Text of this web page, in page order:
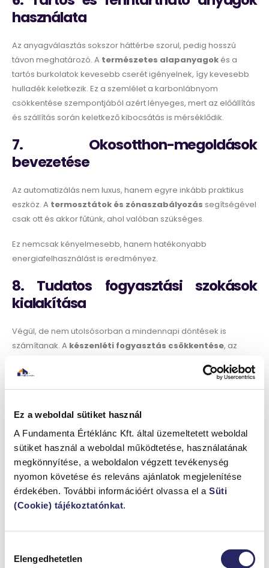
Ez a weboldal sütiket használ
A Fundamenta Értéklánc Kft. által üzemeltetett weboldal
sütiket használ a weboldal működtetése, használatának
megkönnyítése, a weboldalon végzett tevékenység
nyomon követése és releváns ajánlatok megjelenítése
érdekében. További információért olvassa el a Süti
(Cookie) tájékoztatónkat.
kiválasztása
Elengedhetetlen
használata
Az anyagválasztás sokszor háttérbe szorul, pedig hosszú
távon meghatározó. A természetes alapanyagok és a
tartós burkolatok kevesebb cserét igényelnek, így kevesebb
hulladék keletkezik. Ez a szemlélet a karbonlábnyom
csökkentése szempontjából azért lényeges, mert az előállítás
és szállítás során keletkező kibocsátás is mérséklődik.
7. Okosotthon-megoldások
bevezetése
Az automatizálás nem luxus, hanem egyre inkább praktikus
eszköz. A termosztátok és zónaszabályozás segítségével
csak ott és akkor fűtünk, ahol valóban szükséges.
Ez nemcsak kényelmesebb, hanem hatékonyabb
energiafelhasználást is eredményez.
8. Tudatos fogyasztási szokások
kialakítása
Végül, de nem utolsósorban a mindennapi döntések is
számítanak. A készenléti fogyasztás csökkentése, az
mosási szokások átgondolása mind hozzájárulnak az
összképhez.
HASONLÓCIKKEK